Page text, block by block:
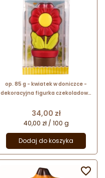
op. 85 g - kwiatek w doniczce -
dekoracyjna figurka czekoladowa
nr. kat. 10090
Cena
34,00 zł
40,00 zł / 100 g
Dodaj do koszyka
